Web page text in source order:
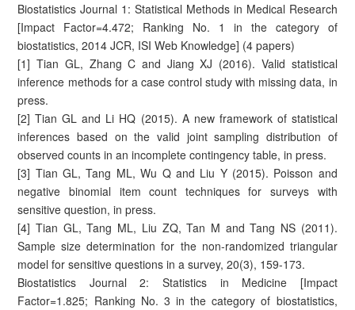
Biostatistics Journal 1: Statistical Methods in Medical Research
[Impact Factor=4.472; Ranking No. 1 in the category of
biostatistics, 2014 JCR, ISI Web Knowledge] (4 papers)
[1] Tian GL, Zhang C and Jiang XJ (2016). Valid statistical
inference methods for a case control study with missing data, in
press.
[2] Tian GL and Li HQ (2015). A new framework of statistical
inferences based on the valid joint sampling distribution of
observed counts in an incomplete contingency table, in press.
[3] Tian GL, Tang ML, Wu Q and Liu Y (2015). Poisson and
negative binomial item count techniques for surveys with
sensitive question, in press.
[4] Tian GL, Tang ML, Liu ZQ, Tan M and Tang NS (2011).
Sample size determination for the non-randomized triangular
model for sensitive questions in a survey, 20(3), 159-173.
Biostatistics Journal 2: Statistics in Medicine [Impact
Factor=1.825; Ranking No. 3 in the category of biostatistics,